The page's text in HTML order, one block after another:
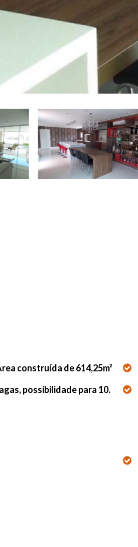
construída de 614,25m²
possibilidade para 10.